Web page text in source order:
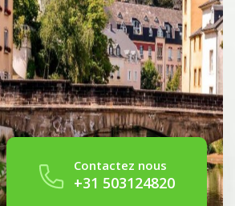
Contactez nous
+31 503124820
Paysagiste - Jardinerie